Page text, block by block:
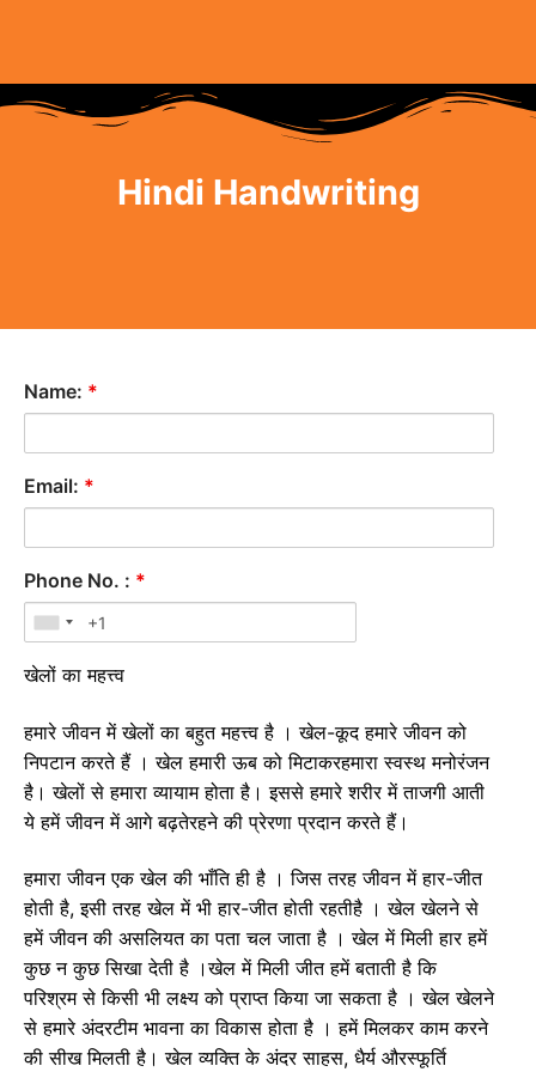
Hindi Handwriting
Name: *
Email: *
Phone No. : *
खेलों का महत्त्व
हमारे जीवन में खेलों का बहुत महत्त्व है । खेल-कूद हमारे जीवन को
निपटान करते हैं । खेल हमारी ऊब को मिटाकरहमारा स्वस्थ मनोरंजन
है। खेलों से हमारा व्यायाम होता है। इससे हमारे शरीर में ताजगी आती
ये हमें जीवन में आगे बढ़तेरहने की प्रेरणा प्रदान करते हैं।
हमारा जीवन एक खेल की भाँति ही है । जिस तरह जीवन में हार-जीत
होती है, इसी तरह खेल में भी हार-जीत होती रहतीहै । खेल खेलने से
हमें जीवन की असलियत का पता चल जाता है । खेल में मिली हार हमें
कुछ न कुछ सिखा देती है ।खेल में मिली जीत हमें बताती है कि
परिश्रम से किसी भी लक्ष्य को प्राप्त किया जा सकता है । खेल खेलने
से हमारे अंदरटीम भावना का विकास होता है । हमें मिलकर काम करने
की सीख मिलती है। खेल व्यक्ति के अंदर साहस, धैर्य औरस्फूर्ति